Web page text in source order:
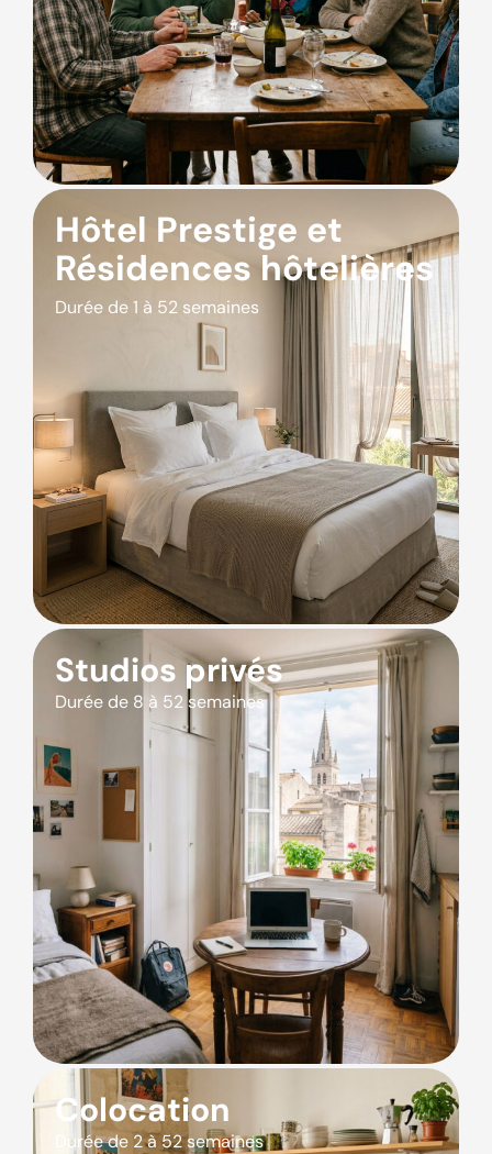
Hôtel Prestige et
Résidences hôtelières
Durée de 1 à 52 semaines
Studios privés
Durée de 8 à 52 semaines
Colocation
Durée de 2 à 52 semaines